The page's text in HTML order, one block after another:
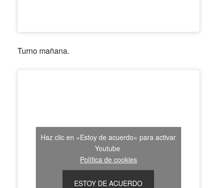
Turno mañana.
Haz clic en «Estoy de acuerdo» para activar
Youtube
Política de cookies
ESTOY DE ACUERDO